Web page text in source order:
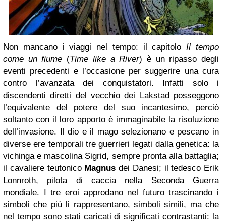
Non mancano i viaggi nel tempo: il capitolo Il tempo
come un fiume (Time like a River) è un ripasso degli
eventi precedenti e l’occasione per suggerire una cura
contro l’avanzata dei conquistatori. Infatti solo i
discendenti diretti del vecchio dei Lakstad posseggono
l’equivalente del potere del suo incantesimo, perciò
soltanto con il loro apporto è immaginabile la risoluzione
dell’invasione. Il dio e il mago selezionano e pescano in
diverse ere temporali tre guerrieri legati dalla genetica: la
vichinga e mascolina Sigrid, sempre pronta alla battaglia;
il cavaliere teutonico Magnus dei Danesi; il tedesco Erik
Lonnroth, pilota di caccia nella Seconda Guerra
mondiale. I tre eroi approdano nel futuro trascinando i
simboli che più li rappresentano, simboli simili, ma che
nel tempo sono stati caricati di significati contrastanti: la